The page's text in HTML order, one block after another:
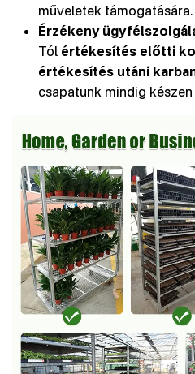
műveletek támogatására.
Érzékeny
Tól értékesítés előtti
értékesítés utáni
csapatunk mindig